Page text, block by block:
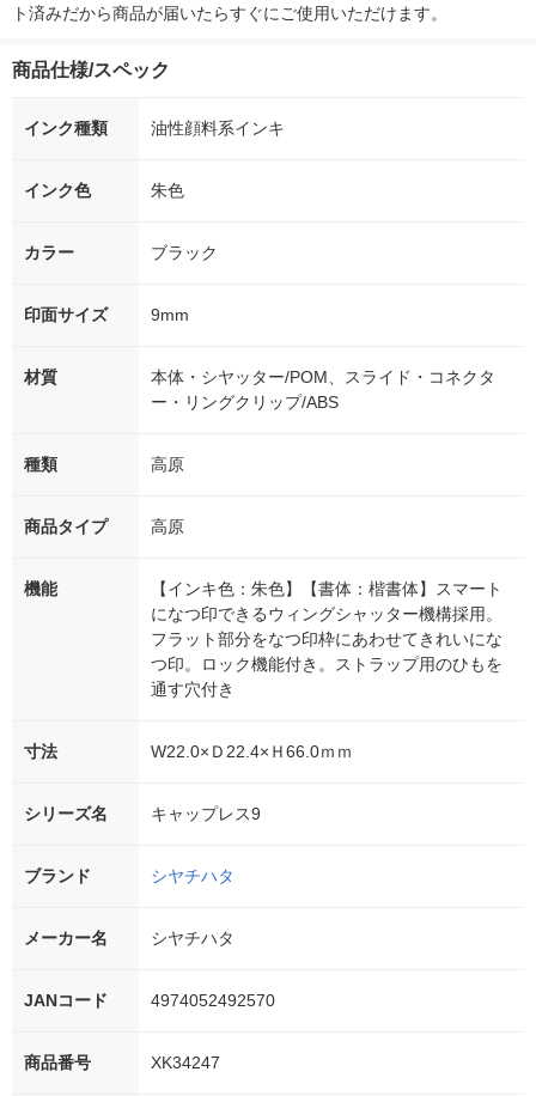
ト済みだから商品が届いたらすぐにご使用いただけます。
商品仕様/スペック
インク種類 油性顔料系インキ
インク色 朱色
カラー ブラック
印面サイズ 9mm
材質
本体・シヤッター/POM、スライド・コネクタ
ー・リングクリップ/ABS
種類 高原
商品タイプ 高原
機能
【インキ色：朱色】【書体：楷書体】スマート
になつ印できるウィングシャッター機構採用。
フラット部分をなつ印枠にあわせてきれいにな
つ印。ロック機能付き。ストラップ用のひもを
通す穴付き
寸法 W22.0×Ｄ22.4×Ｈ66.0ｍｍ
シリーズ名 キャップレス9
ブランド シヤチハタ
メーカー名 シヤチハタ
JANコード 4974052492570
商品番号 XK34247